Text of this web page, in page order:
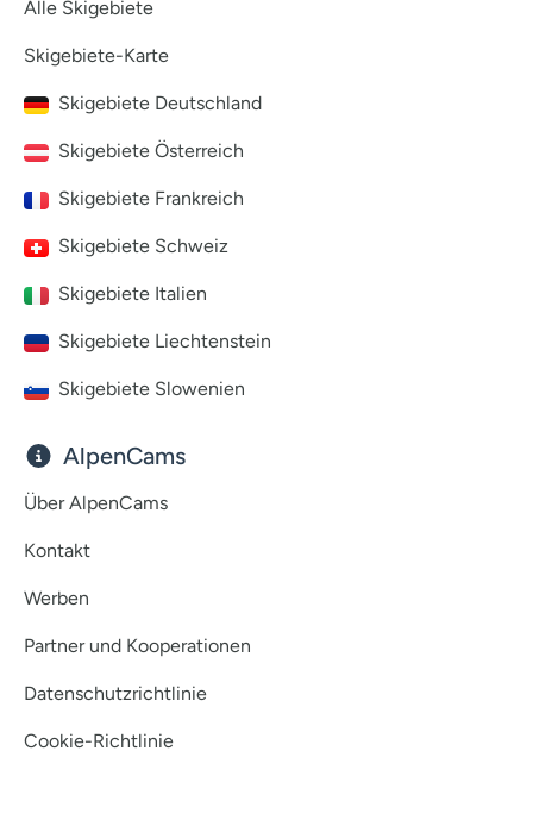
Alle Skigebiete
Skigebiete-Karte
Skigebiete Deutschland
Skigebiete Österreich
Skigebiete Frankreich
Skigebiete Schweiz
Skigebiete Italien
Skigebiete Liechtenstein
Skigebiete Slowenien
AlpenCams
Über AlpenCams
Kontakt
Werben
Partner und Kooperationen
Datenschutzrichtlinie
Cookie-Richtlinie